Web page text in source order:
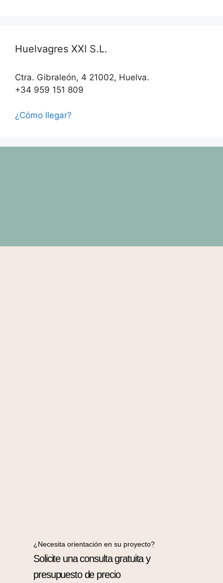
Huelvagres XXI S.L.
Ctra. Gibraleón, 4 21002, Huelva.
+34 959 151 809
¿Cómo llegar?
¿Necesita orientación en su proyecto?
Solicite una consulta gratuita y
presupuesto de precio